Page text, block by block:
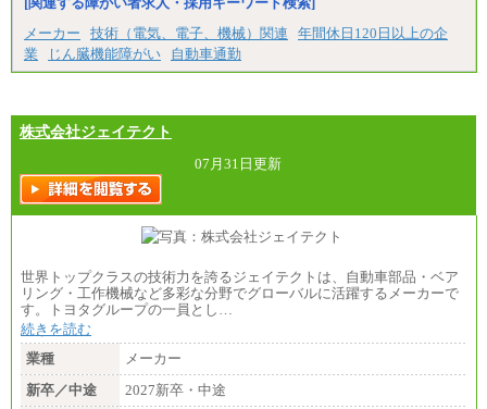
合職・正社員）
月給 208,000円以上
経験、能力等を考慮し、弊社規定により決定
試用期間中も給与に変更はございません
基本給
月給 182,400円以上
メーカー
技術（電気、電子、機械）関連
年間休日120日以上の企
業
じん臓機能障がい 自動車通勤
株式会社ジェイテクト
07月31日更新
世界トップクラスの技術力を誇るジェイテクトは、自動車部品・ベア
リング・工作機械など多彩な分野でグローバルに活躍するメーカーで
す。トヨタグループの一員とし…
続きを読む
業種
メーカー
新卒／中途
2027新卒・中途